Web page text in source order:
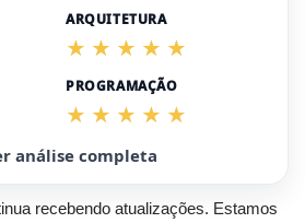
ARQUITETURA
PROGRAMAÇÃO
análise completa
recebendo atualizações. Estamos